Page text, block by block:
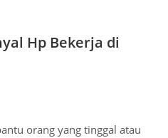
Hp Bekerja di
orang yang tinggal atau